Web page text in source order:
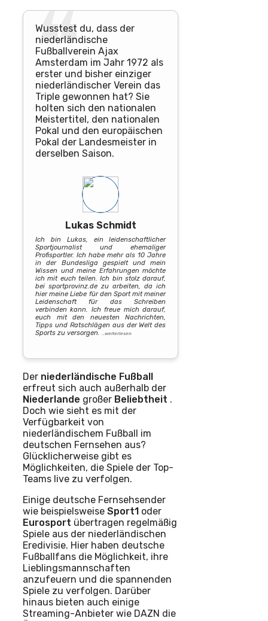
Wusstest du, dass der
niederländische
Fußballverein Ajax
Amsterdam im Jahr 1972 als
erster und bisher einziger
niederländischer Verein das
Triple gewonnen hat? Sie
holten sich den nationalen
Meistertitel, den nationalen
Pokal und den europäischen
Pokal der Landesmeister in
derselben Saison.
Lukas Schmidt
Ich bin Lukas, ein leidenschaftlicher
Sportjournalist und ehemaliger
Profisportler. Ich habe mehr als 10 Jahre
in der Bundesliga gespielt und mein
Wissen und meine Erfahrungen möchte
ich mit euch teilen. Ich bin stolz darauf,
bei sportprovinz.de zu arbeiten, da ich
hier meine Liebe für den Sport mit meiner
Leidenschaft für das Schreiben
verbinden kann. Ich freue mich darauf,
euch mit den neuesten Nachrichten,
Tipps und Ratschlägen aus der Welt des
Sports zu versorgen. …weiterlesen
Der niederländische Fußball
erfreut sich auch außerhalb der
Niederlande großer Beliebtheit .
Doch wie sieht es mit der
Verfügbarkeit von
niederländischem Fußball im
deutschen Fernsehen aus?
Glücklicherweise gibt es
Möglichkeiten, die Spiele der Top-
Teams live zu verfolgen.
Einige deutsche Fernsehsender
wie beispielsweise Sport1 oder
Eurosport übertragen regelmäßig
Spiele aus der niederländischen
Eredivisie. Hier haben deutsche
Fußballfans die Möglichkeit, ihre
Lieblingsmannschaften
anzufeuern und die spannenden
Spiele zu verfolgen. Darüber
hinaus bieten auch einige
Streaming-Anbieter wie DAZN die